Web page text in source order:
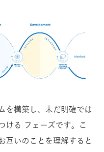
を構築し、未だ明確では
ける フェーズです。こ
互いのことを理解すると